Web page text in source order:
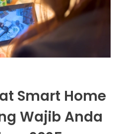
Smart Home
Wajib Anda